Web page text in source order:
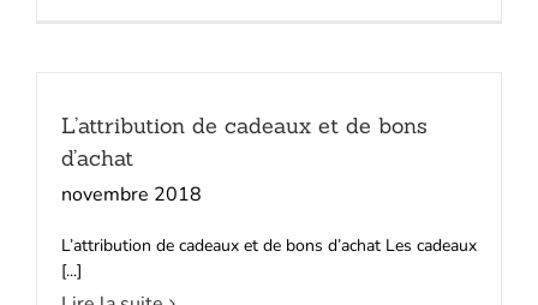
L’attribution de cadeaux et de bons
d’achat
novembre 2018
L’attribution de cadeaux et de bons d’achat Les cadeaux
[...]